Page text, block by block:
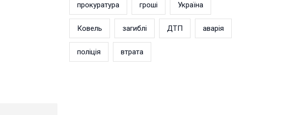
прокуратура гроші Україна
Ковель загиблі ДТП аварія
поліція втрата